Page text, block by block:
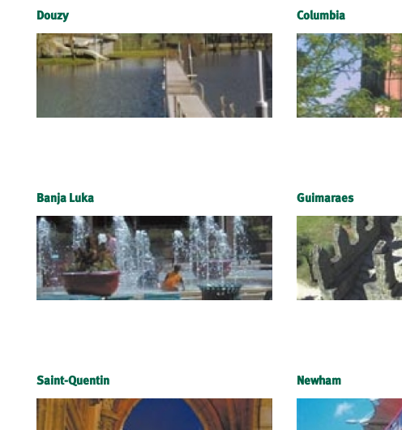
Douzy Columbia
Banja Luka Guimaraes
Saint-Quentin Newham